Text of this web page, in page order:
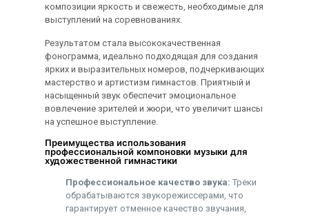
композиции яркость и свежесть, необходимые для
выступлений на соревнованиях.
Результатом стала высококачественная
фонограмма, идеально подходящая для создания
ярких и выразительных номеров, подчеркивающих
мастерство и артистизм гимнастов. Приятный и
насыщенный звук обеспечит эмоциональное
вовлечение зрителей и жюри, что увеличит шансы
на успешное выступление.
Преимущества использования
профессиональной компоновки музыки для
художественной гимнастики
Профессиональное качество звука: Треки
обрабатываются звукорежиссерами, что
гарантирует отменное качество звучания,